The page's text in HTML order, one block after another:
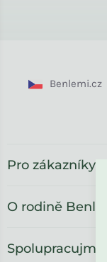
Benlemi.cz
Pro zákazníky
O rodině
Spolupracujme